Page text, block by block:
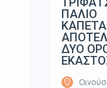
ΠΑΛΙΟ
ΔΥΟ